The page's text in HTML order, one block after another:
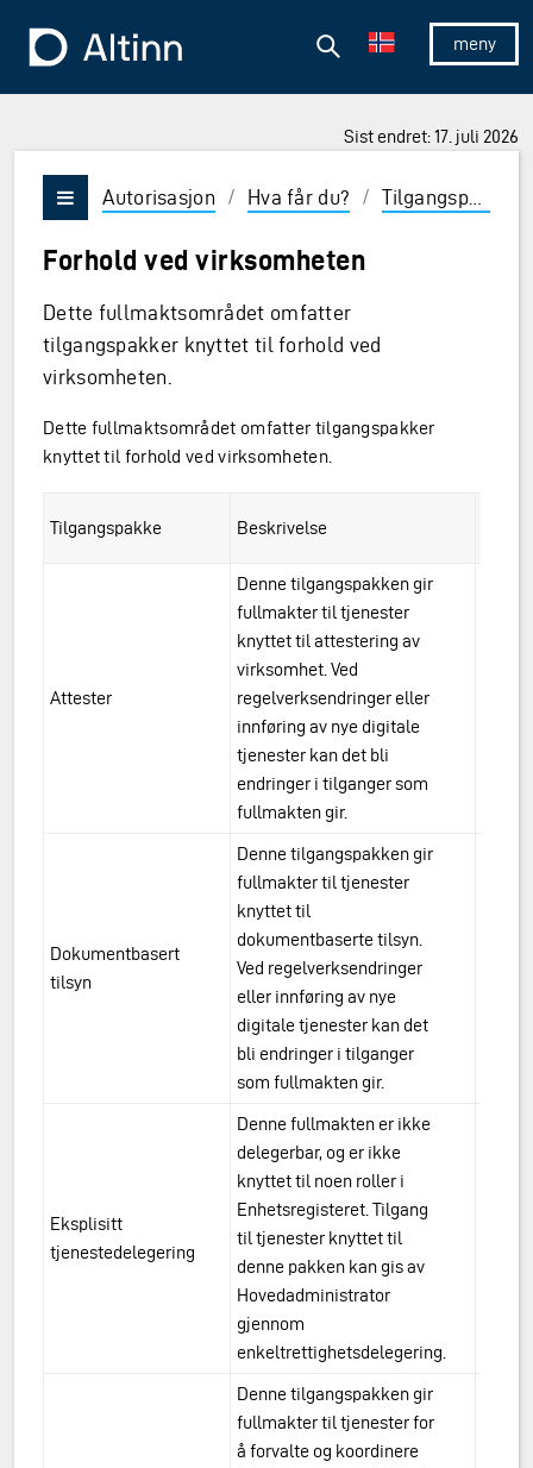
Vis/skjul
Søk
Sist endret: 17. juli 2026
Vis/skjul meny
Autorisasjon / Hva får du? / Tilgangspakker og roller
Forhold ved virksomheten
Dette fullmaktsområdet omfatter
tilgangspakker knyttet til forhold ved
virksomheten.
Dette fullmaktsområdet omfatter tilgangspakker
knyttet til forhold ved virksomheten.
Tilgangspakke Beskrivelse
Attester
Denne tilgangspakken gir
fullmakter til tjenester
knyttet til attestering av
virksomhet. Ved
regelverksendringer eller
innføring av nye digitale
tjenester kan det bli
endringer i tilganger som
fullmakten gir.
Dokumentbasert
tilsyn
Denne tilgangspakken gir
fullmakter til tjenester
knyttet til
dokumentbaserte tilsyn.
Ved regelverksendringer
eller innføring av nye
digitale tjenester kan det
bli endringer i tilganger
som fullmakten gir.
Eksplisitt
tjenestedelegering
Denne fullmakten er ikke
delegerbar, og er ikke
knyttet til noen roller i
Enhetsregisteret. Tilgang
til tjenester knyttet til
denne pakken kan gis av
Hovedadministrator
gjennom
enkeltrettighetsdelegering.
Denne tilgangspakken gir
fullmakter til tjenester for
å forvalte og koordinere